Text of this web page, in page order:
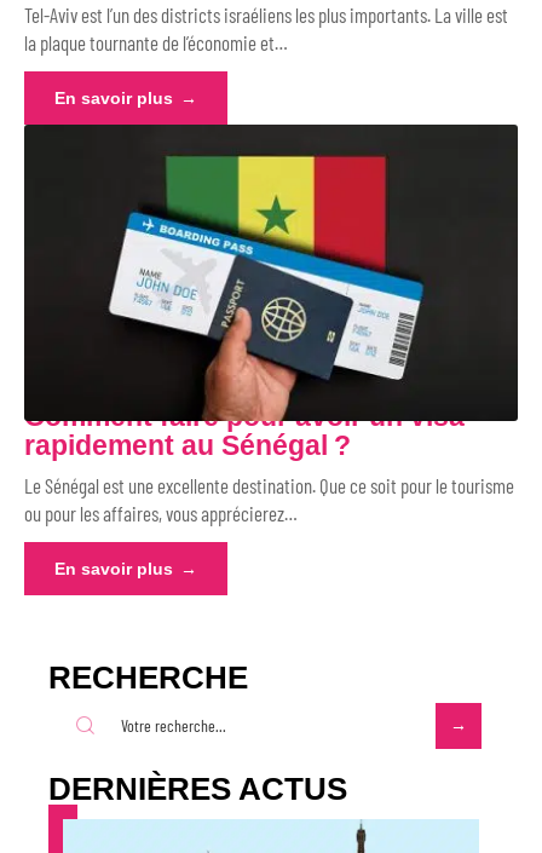
Tel-Aviv est l’un des districts israéliens les plus importants. La ville est
la plaque tournante de l’économie et…
En savoir plus
Comment faire pour avoir un visa
rapidement au Sénégal ?
Le Sénégal est une excellente destination. Que ce soit pour le tourisme
ou pour les affaires, vous apprécierez…
En savoir plus
RECHERCHE
DERNIÈRES ACTUS